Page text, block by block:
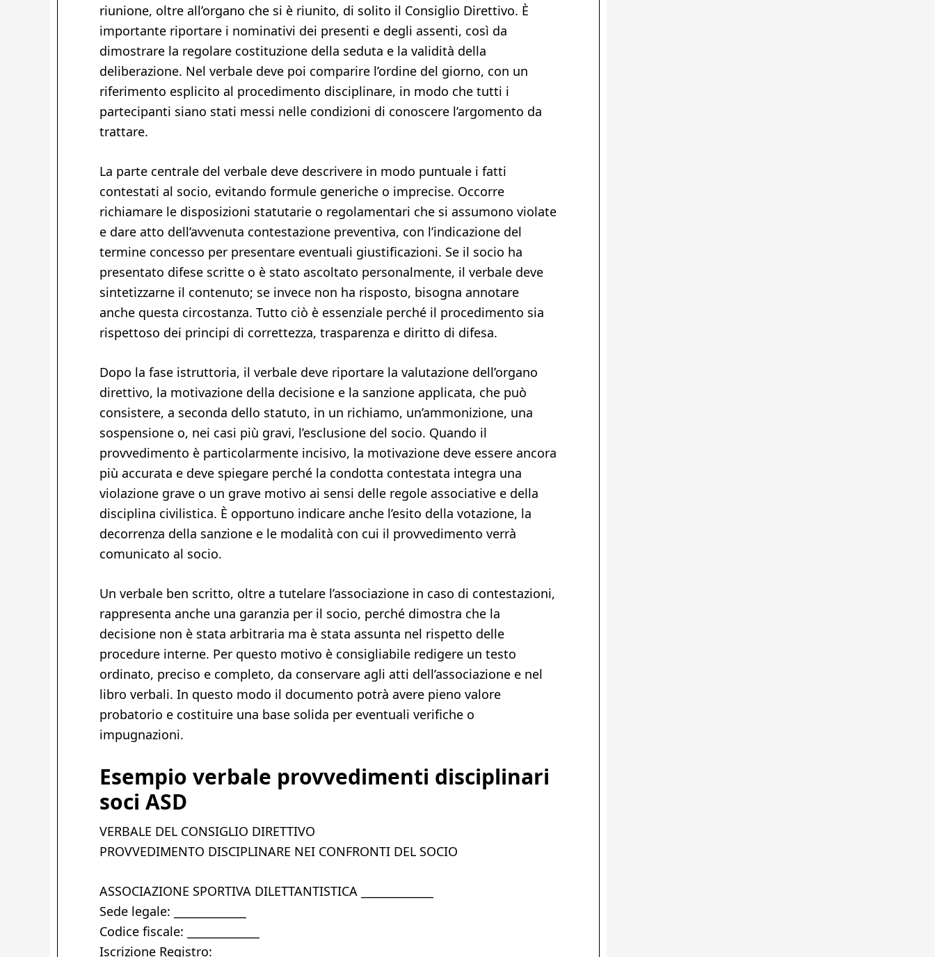
riunione, oltre all’organo che si è riunito, di solito il Consiglio Direttivo. È
importante riportare i nominativi dei presenti e degli assenti, così da
dimostrare la regolare costituzione della seduta e la validità della
deliberazione. Nel verbale deve poi comparire l’ordine del giorno, con un
riferimento esplicito al procedimento disciplinare, in modo che tutti i
partecipanti siano stati messi nelle condizioni di conoscere l’argomento da
trattare.
La parte centrale del verbale deve descrivere in modo puntuale i fatti
contestati al socio, evitando formule generiche o imprecise. Occorre
richiamare le disposizioni statutarie o regolamentari che si assumono violate
e dare atto dell’avvenuta contestazione preventiva, con l’indicazione del
termine concesso per presentare eventuali giustificazioni. Se il socio ha
presentato difese scritte o è stato ascoltato personalmente, il verbale deve
sintetizzarne il contenuto; se invece non ha risposto, bisogna annotare
anche questa circostanza. Tutto ciò è essenziale perché il procedimento sia
rispettoso dei principi di correttezza, trasparenza e diritto di difesa.
Dopo la fase istruttoria, il verbale deve riportare la valutazione dell’organo
direttivo, la motivazione della decisione e la sanzione applicata, che può
consistere, a seconda dello statuto, in un richiamo, un’ammonizione, una
sospensione o, nei casi più gravi, l’esclusione del socio. Quando il
provvedimento è particolarmente incisivo, la motivazione deve essere ancora
più accurata e deve spiegare perché la condotta contestata integra una
violazione grave o un grave motivo ai sensi delle regole associative e della
disciplina civilistica. È opportuno indicare anche l’esito della votazione, la
decorrenza della sanzione e le modalità con cui il provvedimento verrà
comunicato al socio.
Un verbale ben scritto, oltre a tutelare l’associazione in caso di contestazioni,
rappresenta anche una garanzia per il socio, perché dimostra che la
decisione non è stata arbitraria ma è stata assunta nel rispetto delle
procedure interne. Per questo motivo è consigliabile redigere un testo
ordinato, preciso e completo, da conservare agli atti dell’associazione e nel
libro verbali. In questo modo il documento potrà avere pieno valore
probatorio e costituire una base solida per eventuali verifiche o
impugnazioni.
Esempio verbale provvedimenti disciplinari
soci ASD
VERBALE DEL CONSIGLIO DIRETTIVO
PROVVEDIMENTO DISCIPLINARE NEI CONFRONTI DEL SOCIO
ASSOCIAZIONE SPORTIVA DILETTANTISTICA _____________
Sede legale: _____________
Codice fiscale: _____________
Iscrizione Registro: _____________